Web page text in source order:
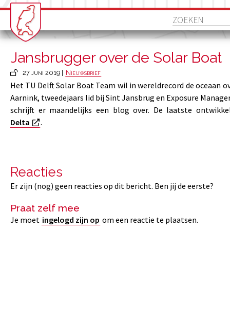
Jansbrugger over de Solar Boat
27 juni 2019 | Nieuwsbrief
Het TU Delft Solar Boat Team wil in wereldrecord de oceaan
Aarnink, tweedejaars lid bij Sint Jansbrug en Exposure
schrijft er maandelijks een blog over. De laatste
Delta
.
Reacties
Er zijn (nog) geen reacties op dit bericht. Ben jij de eerste?
Praat zelf mee
Je moet ingelogd zijn op om een reactie te plaatsen.